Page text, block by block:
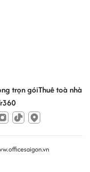
trọn góiThuê toà nhà